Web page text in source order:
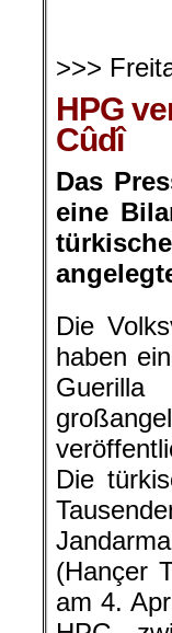
>>>
HPG
Cûdî
Das
eine
Die
haben
Die
(Hançer
am 4.